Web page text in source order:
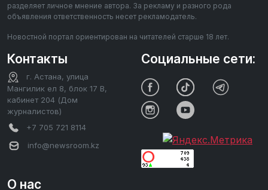
разделяет личное мнение автора. За рекламу и разного рода
объявления ответственность несет рекламодатель.
Новостной портал ориентирован на читателей старше 18 лет.
Контакты
г. Астана, улица
Мангилик ел 8, блок 17 В,
кабинет 204 (Дом
журналистов)
+7 705 721 8114
info@newsroom.kz
О нас
Социальные сети: